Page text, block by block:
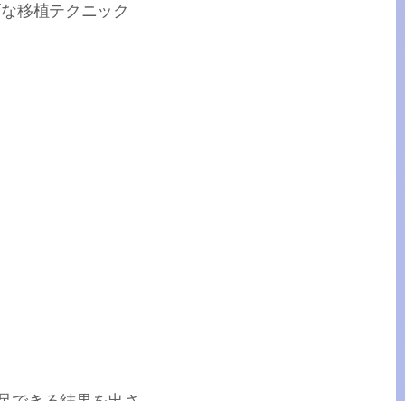
移植テクニック